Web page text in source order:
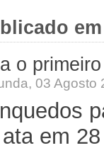
em
o
03 Agosto
em